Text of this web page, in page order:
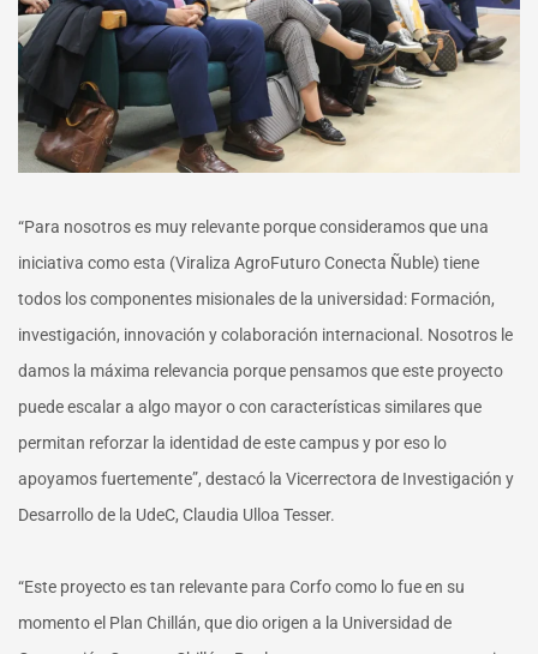
“Para nosotros es muy relevante porque consideramos que una
iniciativa como esta (Viraliza AgroFuturo Conecta Ñuble) tiene
todos los componentes misionales de la universidad: Formación,
investigación, innovación y colaboración internacional. Nosotros le
damos la máxima relevancia porque pensamos que este proyecto
puede escalar a algo mayor o con características similares que
permitan reforzar la identidad de este campus y por eso lo
apoyamos fuertemente”, destacó la Vicerrectora de Investigación y
Desarrollo de la UdeC, Claudia Ulloa Tesser.
“Este proyecto es tan relevante para Corfo como lo fue en su
momento el Plan Chillán, que dio origen a la Universidad de